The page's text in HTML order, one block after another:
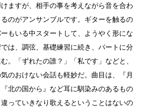
ますが、相手の事を考えながら音を合わ
のがアンサンブルです。ギターを触るの
もいる中スタートして、ようやく形にな
は、調弦、基礎練習に続き、パートに分
。「ずれたの誰？」「私です」などと、
のおけない会話も軽妙だ。曲目は、『月
北の国から』など耳に馴染みのあるもの
っていきなり歌えるということはないの